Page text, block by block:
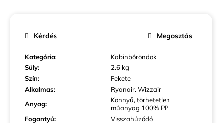
Kategória:
Kabinbőröndök
Súly:
2.6 kg
Szín:
Fekete
Alkalmas:
Ryanair, Wizzair
Anyag:
Könnyű, törhetetlen
műanyag 100% PP
Fogantyú:
Visszahúzódó
Kérdés Megosztás